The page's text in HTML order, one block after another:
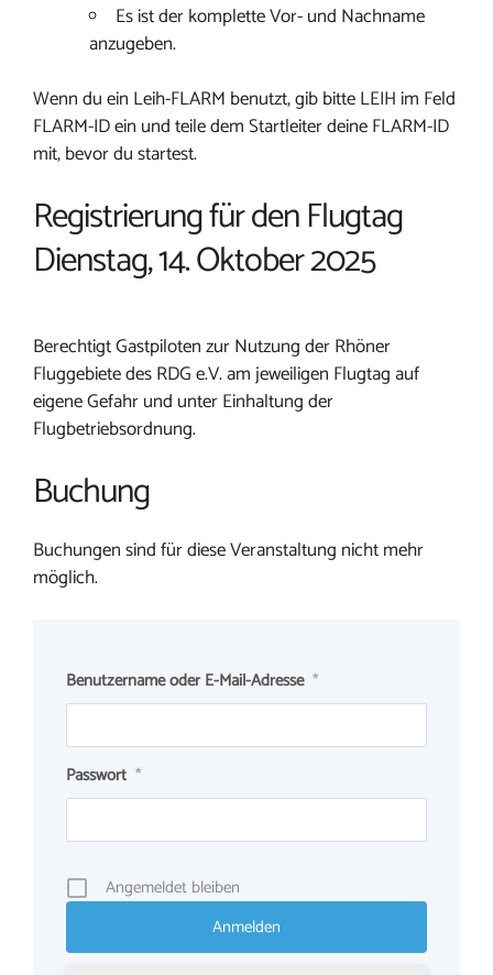
Es ist der komplette Vor- und Nachname
anzugeben.
Wenn du ein Leih-FLARM benutzt, gib bitte LEIH im Feld
FLARM-ID ein und teile dem Startleiter deine FLARM-ID
mit, bevor du startest.
Registrierung für den Flugtag
Dienstag, 14. Oktober 2025
Berechtigt Gastpiloten zur Nutzung der Rhöner
Fluggebiete des RDG e.V. am jeweiligen Flugtag auf
eigene Gefahr und unter Einhaltung der
Flugbetriebsordnung.
Buchung
Buchungen sind für diese Veranstaltung nicht mehr
möglich.
Benutzername oder E-Mail-Adresse *
Passwort *
Angemeldet bleiben